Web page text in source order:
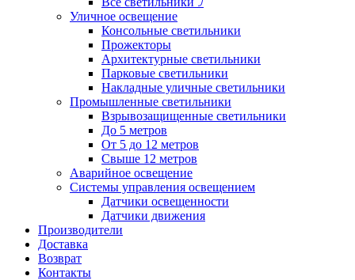
Уличное освещение
Консольные светильники
Прожекторы
Архитектурные светильники
Парковые светильники
Накладные уличные светильники
Промышленные светильники
Взрывозащищенные светильники
До 5 метров
От 5 до 12 метров
Свыше 12 метров
Аварийное освещение
Системы управления освещением
Датчики освещенности
Датчики движения
Производители
Доставка
Возврат
Контакты